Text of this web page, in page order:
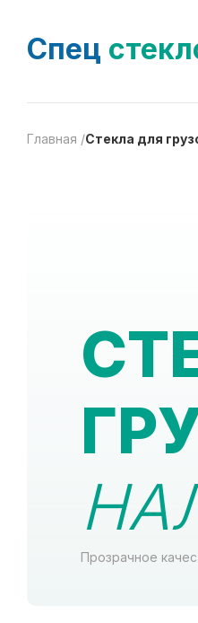
Спец
Главная /Стекла для
Прозрачное